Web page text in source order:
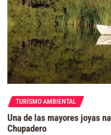
TURISMO AMBIENTAL
Una de las mayores joyas
Chupadero